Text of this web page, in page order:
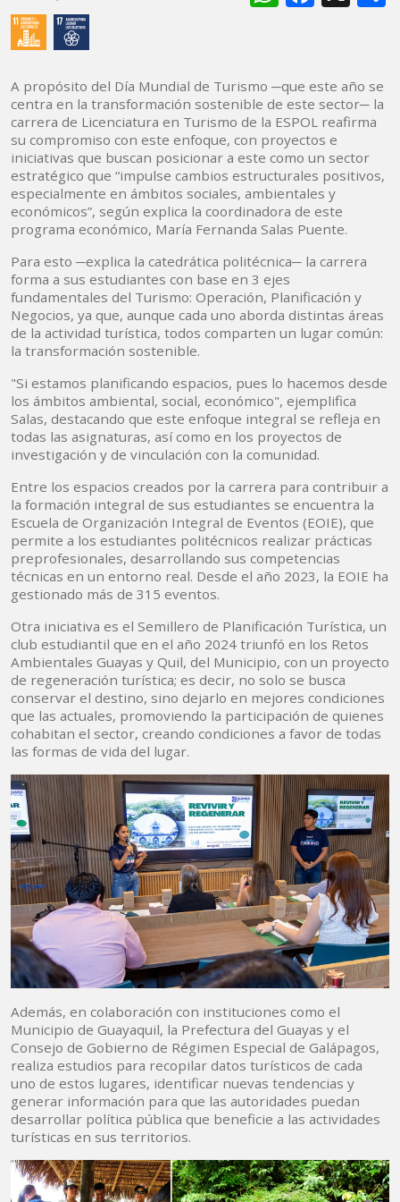
A propósito del Día Mundial de Turismo ─que este año se
centra en la transformación sostenible de este sector─ la
carrera de Licenciatura en Turismo de la ESPOL reafirma
su compromiso con este enfoque, con proyectos e
iniciativas que buscan posicionar a este como un sector
estratégico que “impulse cambios estructurales positivos,
especialmente en ámbitos sociales, ambientales y
económicos”, según explica la coordinadora de este
programa económico, María Fernanda Salas Puente.
Para esto ─explica la catedrática politécnica─ la carrera
forma a sus estudiantes con base en 3 ejes
fundamentales del Turismo: Operación, Planificación y
Negocios, ya que, aunque cada uno aborda distintas áreas
de la actividad turística, todos comparten un lugar común:
la transformación sostenible.
"Si estamos planificando espacios, pues lo hacemos desde
los ámbitos ambiental, social, económico", ejemplifica
Salas, destacando que este enfoque integral se refleja en
todas las asignaturas, así como en los proyectos de
investigación y de vinculación con la comunidad.
Entre los espacios creados por la carrera para contribuir a
la formación integral de sus estudiantes se encuentra la
Escuela de Organización Integral de Eventos (EOIE), que
permite a los estudiantes politécnicos realizar prácticas
preprofesionales, desarrollando sus competencias
técnicas en un entorno real. Desde el año 2023, la EOIE ha
gestionado más de 315 eventos.
Otra iniciativa es el Semillero de Planificación Turística, un
club estudiantil que en el año 2024 triunfó en los Retos
Ambientales Guayas y Quil, del Municipio, con un proyecto
de regeneración turística; es decir, no solo se busca
conservar el destino, sino dejarlo en mejores condiciones
que las actuales, promoviendo la participación de quienes
cohabitan el sector, creando condiciones a favor de todas
las formas de vida del lugar.
Además, en colaboración con instituciones como el
Municipio de Guayaquil, la Prefectura del Guayas y el
Consejo de Gobierno de Régimen Especial de Galápagos,
realiza estudios para recopilar datos turísticos de cada
uno de estos lugares, identificar nuevas tendencias y
generar información para que las autoridades puedan
desarrollar política pública que beneficie a las actividades
turísticas en sus territorios.